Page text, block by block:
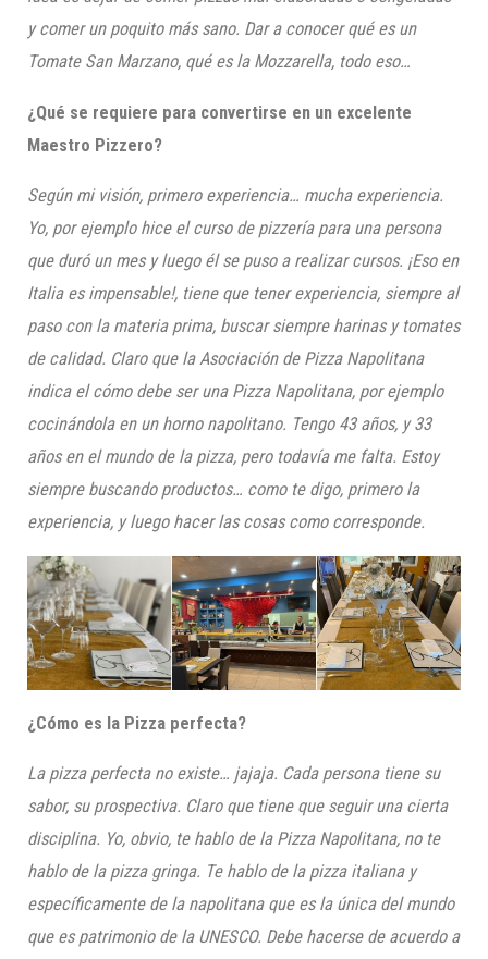
y comer un poquito más sano. Dar a conocer qué es un
Tomate San Marzano, qué es la Mozzarella, todo eso…
¿Qué se requiere para convertirse en un excelente
Maestro Pizzero?
Según mi visión, primero experiencia… mucha experiencia.
Yo, por ejemplo hice el curso de pizzería para una persona
que duró un mes y luego él se puso a realizar cursos. ¡Eso en
Italia es impensable!, tiene que tener experiencia, siempre al
paso con la materia prima, buscar siempre harinas y tomates
de calidad. Claro que la Asociación de Pizza Napolitana
indica el cómo debe ser una Pizza Napolitana, por ejemplo
cocinándola en un horno napolitano. Tengo 43 años, y 33
años en el mundo de la pizza, pero todavía me falta. Estoy
siempre buscando productos… como te digo, primero la
experiencia, y luego hacer lascosascomo corresponde.
¿Cómo es la Pizza perfecta?
La pizza perfecta no existe… jajaja. Cada persona tiene su
sabor, su prospectiva. Claro que tiene que seguir una cierta
disciplina. Yo, obvio, te hablo de la Pizza Napolitana, no te
hablo de la pizza gringa. Te hablo de la pizza italiana y
específicamente de la napolitana que es la única del mundo
que es patrimonio de la UNESCO. Debe hacerse de acuerdo a